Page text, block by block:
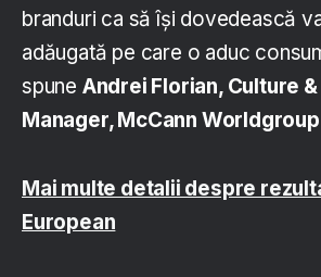
branduri ca să își dovedească
adăugată pe care o aduc
spune Andrei Florian, Culture
Manager, McCann
Mai multe detalii despre
European